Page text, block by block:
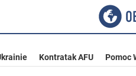
Kontratak AFU Pomoc